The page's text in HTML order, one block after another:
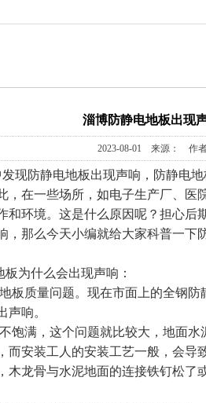
淄博防静电地板出现
2023-08-01 来源： 作
防静电地板出现声响，防静电
，在一些场所，如电子生产厂、
和环境。这是什么原因呢？担心
，那么今天小编就给大家科普一
为什么会出现声响：
质量问题。现在市面上的全钢防
声响。
满，这个问题就比较大，地面水
而安装工人的安装工艺一般，会导
龙骨与水泥地面的连接铁钉松了